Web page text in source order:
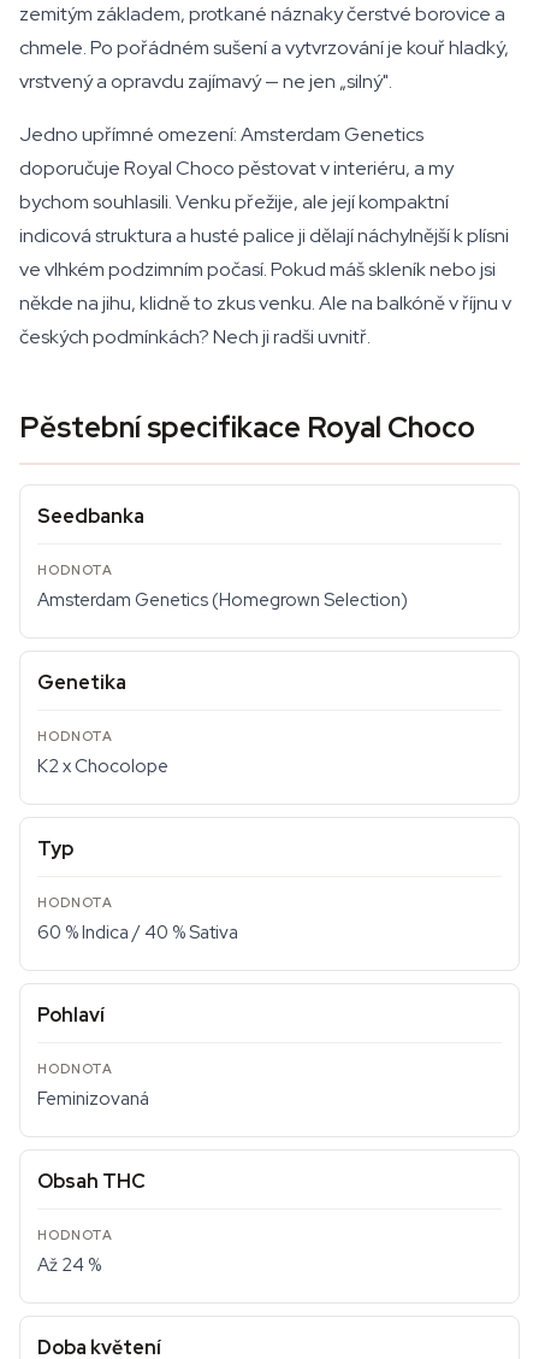
zemitým základem, protkané náznaky čerstvé borovice a
chmele. Po pořádném sušení a vytvrzování je kouř hladký,
vrstvený a opravdu zajímavý — ne jen „silný".
Jedno upřímné omezení: Amsterdam Genetics
doporučuje Royal Choco pěstovat v interiéru, a my
bychom souhlasili. Venku přežije, ale její kompaktní
indicová struktura a husté palice ji dělají náchylnější k plísni
ve vlhkém podzimním počasí. Pokud máš skleník nebo jsi
někde na jihu, klidně to zkus venku. Ale na balkóně v říjnu v
českých podmínkách? Nech ji radši uvnitř.
Pěstební specifikace Royal Choco
Seedbanka
Amsterdam Genetics (Homegrown Selection)
Genetika
K2 x Chocolope
Typ
60 % Indica / 40 % Sativa
Pohlaví
Feminizovaná
Obsah THC
Až 24 %
Doba květení